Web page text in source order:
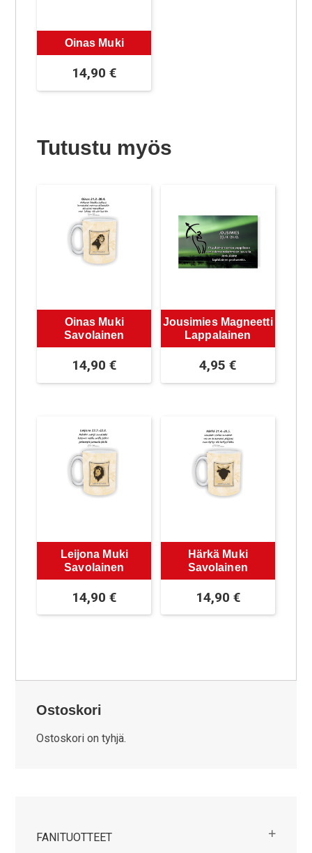
Oinas Muki
14,90€
Tutustu myös
Oinas Muki
Savolainen
14,90€
Jousimies Magneetti
Lappalainen
4,95€
Leijona Muki
Savolainen
14,90€
Härkä Muki
Savolainen
14,90 €
Ostoskori
Ostoskori on tyhjä.
FANITUOTTEET